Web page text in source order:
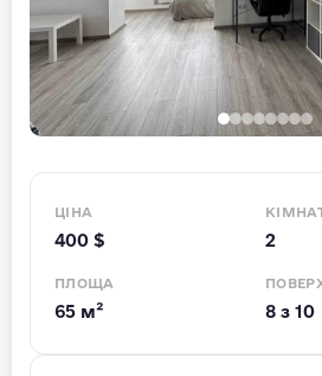
ЦІНА
400 $ 2
ПЛОЩА
65 м² 8 з 10